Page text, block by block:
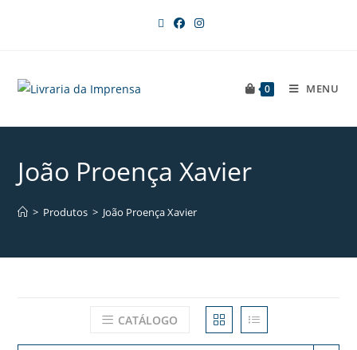
0 MENU
João Proença Xavier
> Produtos > João Proença Xavier
CATÁLOGO